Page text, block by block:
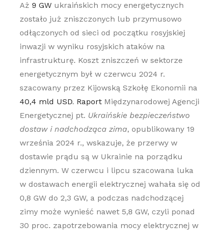
Aż 9 GWukraińskich mocy energetycznych
zostało już zniszczonych lub przymusowo
odłączonych od sieci od początku rosyjskiej
inwazji w wyniku rosyjskich ataków na
infrastrukturę. Koszt zniszczeń w sektorze
energetycznym był w czerwcu 2024 r.
szacowany przez Kijowską Szkołę Ekonomii na
40,4 mld USD. Raport Międzynarodowej Agencji
Energetycznej pt. Ukraińskie bezpieczeństwo
dostaw i nadchodząca zima, opublikowany 19
września 2024 r., wskazuje, że przerwy w
dostawie prądu są w Ukrainie na porządku
dziennym. W czerwcu i lipcu szacowana luka
w dostawach energii elektrycznej wahała się od
0,8 GW do 2,3 GW, a podczas nadchodzącej
zimy może wynieść nawet 5,8 GW, czyli ponad
30 proc. zapotrzebowania mocy elektrycznej w